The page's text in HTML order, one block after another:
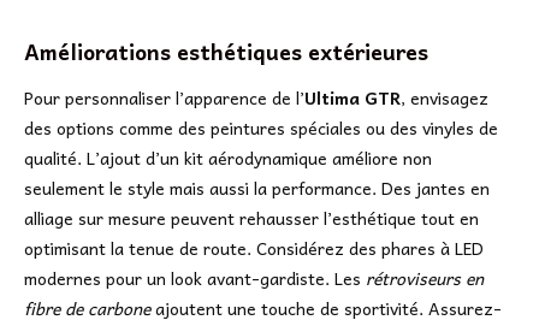
Améliorations esthétiques extérieures
Pour personnaliser l’apparence de l’Ultima GTR, envisagez
des options comme des peintures spéciales ou des vinyles de
qualité. L’ajout d’un kit aérodynamique améliore non
seulement le style mais aussi la performance. Des jantes en
alliage sur mesure peuvent rehausser l’esthétique tout en
optimisant la tenue de route. Considérez des phares à LED
modernes pour un look avant-gardiste. Les rétroviseurs en
fibre de carboneajoutent une touche de sportivité. Assurez-